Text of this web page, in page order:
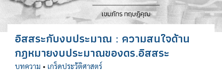
อิสสระกับงบประมาณ : ความสนใจด้าน
กฎหมายงบประมาณของดร.อิสสระ
บทความ • เกร็ดประวัติศาสตร์